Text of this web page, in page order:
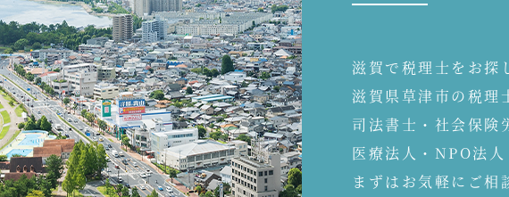
滋賀で税理士をお探
滋賀県草津市の税理
司法書士・社会保険
医療法人・NPO法
まずはお気軽にご相